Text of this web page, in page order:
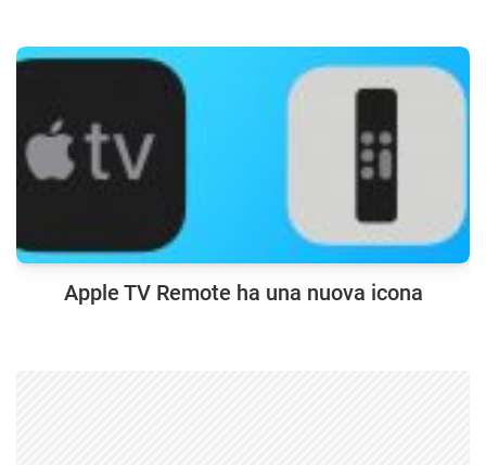
Apple TV Remote ha una nuova icona